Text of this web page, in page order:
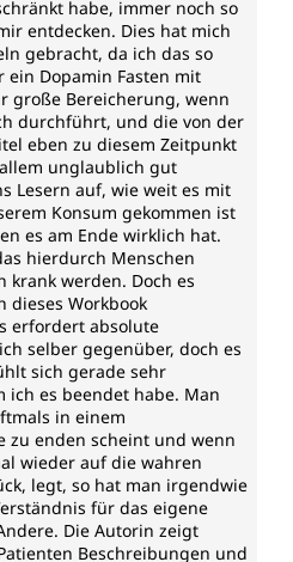
habe, immer noch so
entdecken. Dies hat mich
gebracht, da ich das so
Dopamin Fasten mit
große Bereicherung, wenn
durchführt, und die von der
eben zu diesem Zeitpunkt
unglaublich gut
Lesern auf, wie weit es mit
Konsum gekommen ist
es am Ende wirklich hat.
hierdurch Menschen
werden. Doch es
dieses Workbook
erfordert absolute
selber gegenüber, doch es
sich gerade sehr
ich es beendet habe. Man
in einem
zu enden scheint und wenn
wieder auf die wahren
legt, so hat man irgendwie
für das eigene
Die Autorin zeigt
Beschreibungen und